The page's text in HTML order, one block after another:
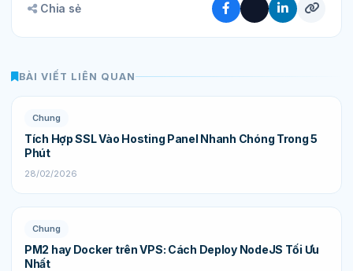
Chia sẻ
BÀI VIẾT LIÊN QUAN
Chung
Tích Hợp SSL Vào Hosting Panel Nhanh Chóng Trong 5
Phút
28/02/2026
Chung
PM2 hay Docker trên VPS: Cách Deploy NodeJS Tối Ưu
Nhất